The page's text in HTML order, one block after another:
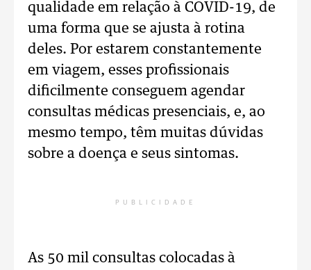
qualidade em relação à COVID-19, de
uma forma que se ajusta à rotina
deles. Por estarem constantemente
em viagem, esses profissionais
dificilmente conseguem agendar
consultas médicas presenciais, e, ao
mesmo tempo, têm muitas dúvidas
sobre a doença e seus sintomas.
PUBLICIDADE
As 50 mil consultas colocadas à